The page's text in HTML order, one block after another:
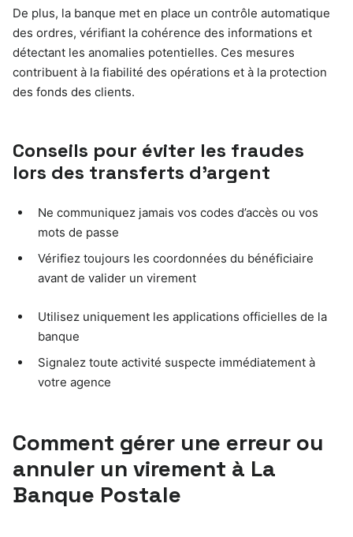
De plus, la banque met en place un contrôle automatique
des ordres, vérifiant la cohérence des informations et
détectant les anomalies potentielles. Ces mesures
contribuent à la fiabilité des opérations et à la protection
des fonds des clients.
Conseils pour éviter les fraudes
lors des transferts d’argent
Ne communiquez jamais vos codes d’accès ou vos
mots de passe
Vérifiez toujours les coordonnées du bénéficiaire
avant de valider un virement
Utilisez uniquement les applications officielles de la
banque
Signalez toute activité suspecte immédiatement à
votre agence
Comment gérer une erreur ou
annuler un virement à La
Banque Postale